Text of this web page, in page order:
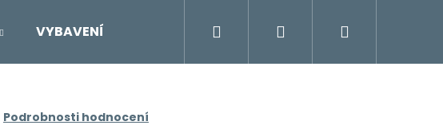
VYBAVENÍ Moje objednávka
Přihlášení
Podrobnosti hodnocení